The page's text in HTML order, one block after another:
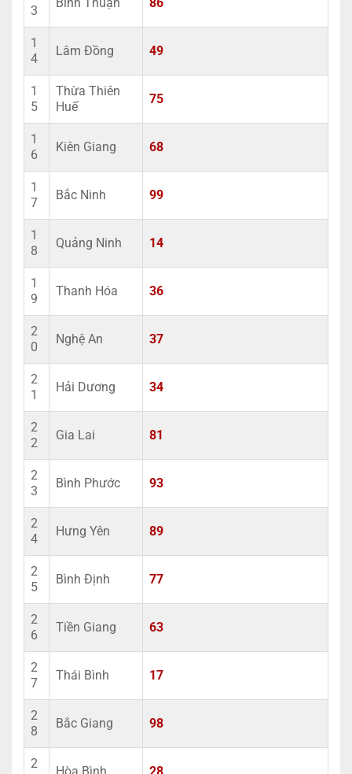
3
Bình Thuận 86
1
4
Lâm Đồng 49
1
5
Thừa Thiên
Huế
75
1
6
Kiên Giang 68
1
7
Bắc Ninh 99
1
8
Quảng Ninh 14
1
9
Thanh Hóa 36
2
0
Nghệ An 37
2
1
Hải Dương 34
2
2
Gia Lai 81
2
3
Bình Phước 93
2
4
Hưng Yên 89
2
5
Bình Định 77
2
6
Tiền Giang 63
2
7
Thái Bình 17
2
8
Bắc Giang 98
2